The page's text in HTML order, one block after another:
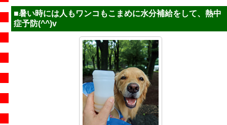
■暑い時には人もワンコもこまめに水分補給をして、熱中
症予防(^^)v